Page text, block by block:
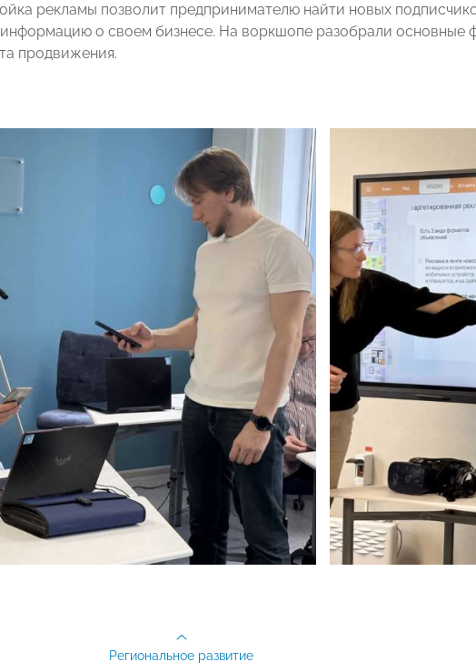
рекламы позволит предпринимателю найти новых
о своем бизнесе. На воркшопе разобрали основные
продвижения.
Региональное развитие